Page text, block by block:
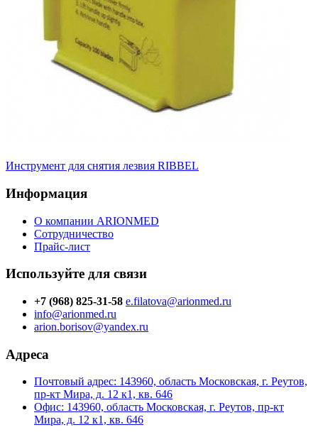
Инструмент для снятия лезвия RIBBEL
Информация
О компании ARIONMED
Сотрудничество
Прайс-лист
Используйте для связи
+7 (968) 825-31-58 e.filatova@arionmed.ru
info@arionmed.ru
arion.borisov@yandex.ru
Адреса
Почтовый адрес: 143960, область Московская, г. Реутов,
пр-кт Мира, д. 12 к1, кв. 646
Офис: 143960, область Московская, г. Реутов, пр-кт
Мира, д. 12 к1, кв. 646